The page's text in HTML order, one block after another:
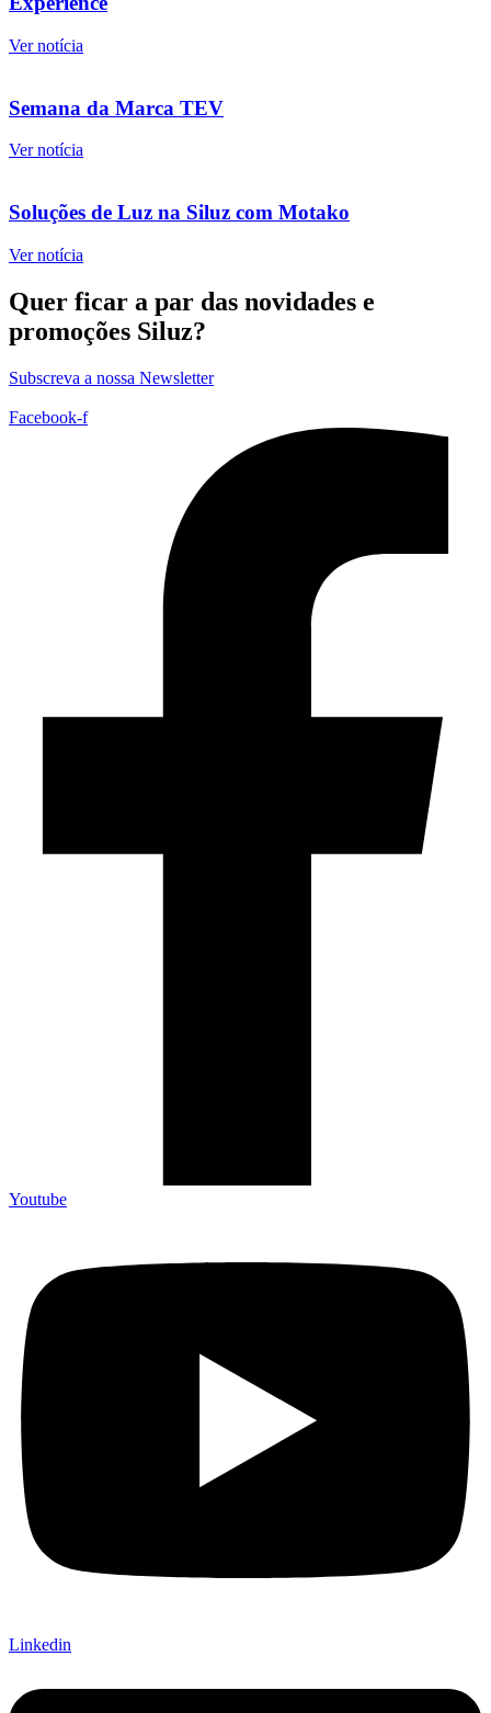
Ver notícia
Semana da Marca TEV
Ver notícia
Soluções de Luz na Siluz com Motako
Ver notícia
Quer ficar a par das novidades e
promoções Siluz?
Subscreva a nossa Newsletter
Facebook-f
Youtube
Linkedin